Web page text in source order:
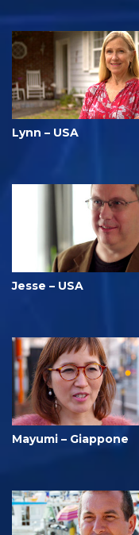
Lynn – USA
Jesse – USA
Mayumi – Giappone